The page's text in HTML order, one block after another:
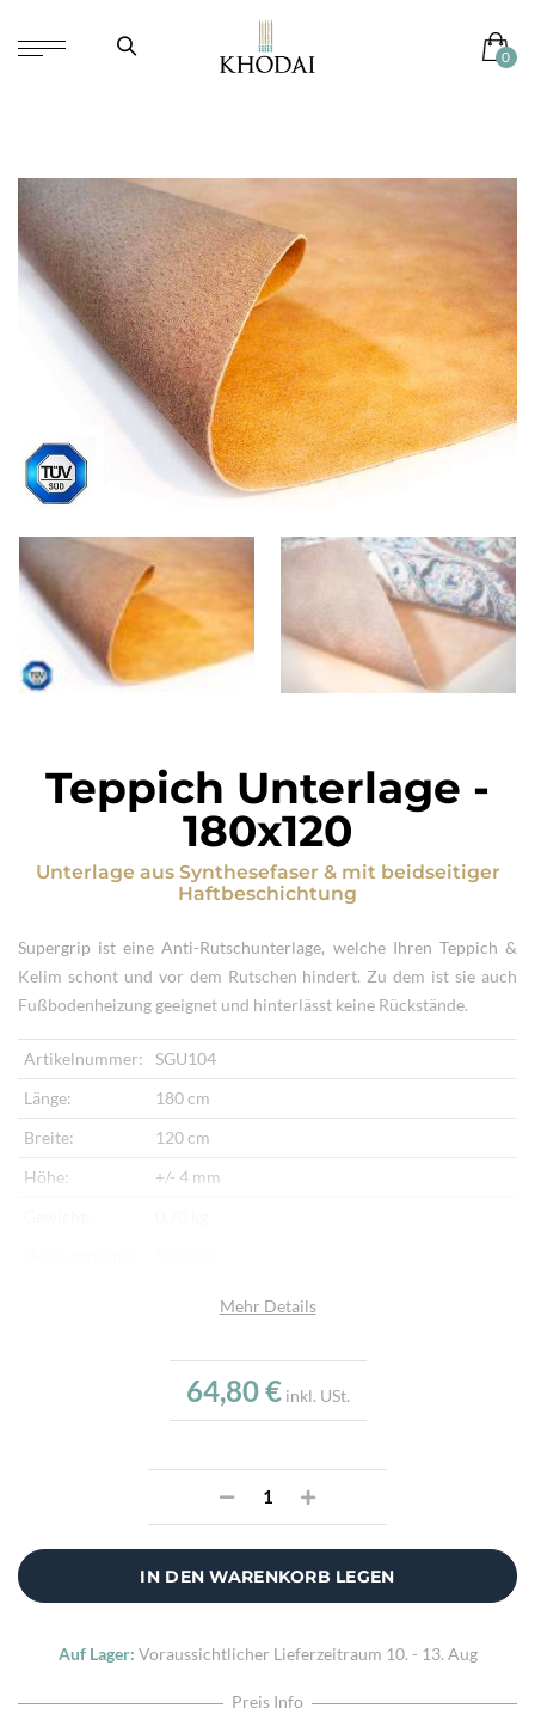
Teppich Unterlage -
180x120
Unterlage aus Synthesefaser & mit beidseitiger
Haftbeschichtung
Supergrip ist eine Anti-Rutschunterlage, welche Ihren Teppich &
Kelim schont und vor dem Rutschen hindert. Zu dem ist sie auch
Fußbodenheizung geeignet und hinterlässt keine Rückstände.
Artikelnummer:
SGU104
Länge:
180 cm
Breite:
120 cm
Höhe:
+/- 4 mm
Supergrip ist ein Teppichgleitschutz mit
zusätzlichen Haftnoppen für höchste
Ansprüche. Die Teppichunterlage verhindert
des Teppichs und erhöht den Gehkomfort.
Mehr Details
64,80 € inkl. USt.
IN DEN WARENKORB LEGEN
Auf Lager: Voraussichtlicher Lieferzeitraum 10. - 13. Aug
Preis Info